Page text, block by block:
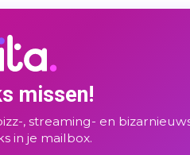
missen!
, streaming- en
in je mailbox.